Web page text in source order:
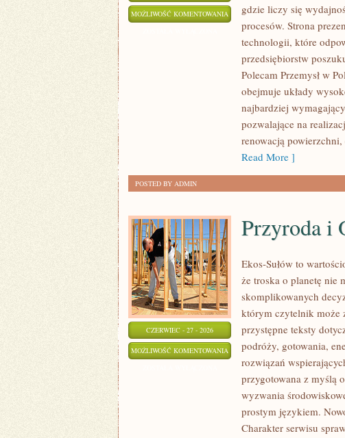
MOŻLIWOŚĆ KOMENTOWANIA BEZPIECZEŃSTWO
NORMY
gdzie liczy się
procesów. Strona
technologii, które
przedsiębiorstw
Polecam Przemysł w
obejmuje układy
najbardziej
pozwalające na
renowacją
Read More ]
POSTED BY ADMIN
CZERWIEC - 27 - 2026
MOŻLIWOŚĆ KOMENTOWANIA PRZYRODA
OCHRONA
ŚRODOWISKA
Przyroda i
Ekos-Sułów to
że troska o planetę nie
skomplikowanych
którym czytelnik może
przystępne teksty
podróży, gotowania,
rozwiązań
przygotowana z myślą
wyzwania
prostym językiem.
Charakter serwisu